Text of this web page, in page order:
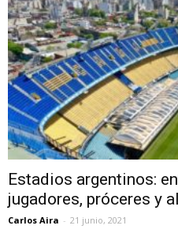
Estadios argentinos:
jugadores, próceres y
Carlos Aira - 21 junio, 2021